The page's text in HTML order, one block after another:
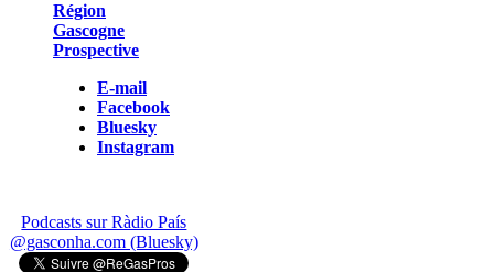
Région
Gascogne
Prospective
E-mail
Facebook
Bluesky
Instagram
Podcasts sur Ràdio País
@gasconha.com (Bluesky)